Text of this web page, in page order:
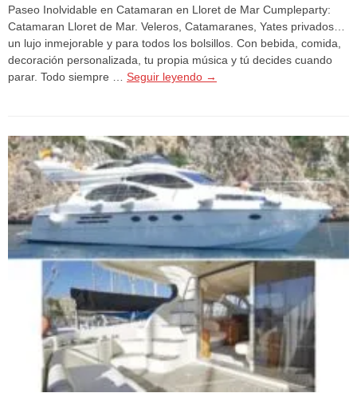
Paseo Inolvidable en Catamaran en Lloret de Mar Cumpleparty:
Catamaran Lloret de Mar. Veleros, Catamaranes, Yates privados…
un lujo inmejorable y para todos los bolsillos. Con bebida, comida,
decoración personalizada, tu propia música y tú decides cuando
parar. Todo siempre … Seguir leyendo →